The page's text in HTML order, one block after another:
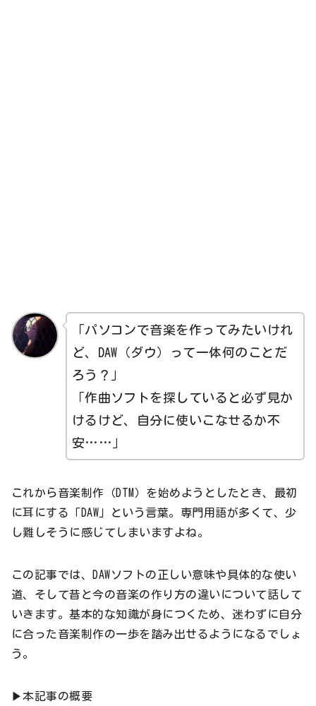
「パソコンで音楽を作ってみたいけれ
ど、DAW（ダウ）って一体何のことだ
ろう？」
「作曲ソフトを探していると必ず見か
けるけど、自分に使いこなせるか不
安……」
これから音楽制作（DTM）を始めようとしたとき、最初
に耳にする「DAW」という言葉。専門用語が多くて、少
し難しそうに感じてしまいますよね。
この記事では、DAWソフトの正しい意味や具体的な使い
道、そして昔と今の音楽の作り方の違いについて話して
いきます。基本的な知識が身につくため、迷わずに自分
に合った音楽制作の一歩を踏み出せるようになるでしょ
う。
▶本記事の概要